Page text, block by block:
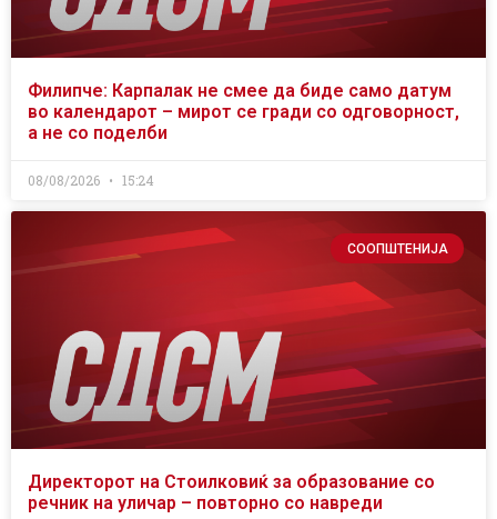
Филипче: Карпалак не смее да биде само датум
во календарот – мирот се гради со одговорност,
а не со поделби
08/08/2026 15:24
СООПШТЕНИЈА
Директорот на Стоилковиќ за образование со
речник на уличар – повторно со навреди